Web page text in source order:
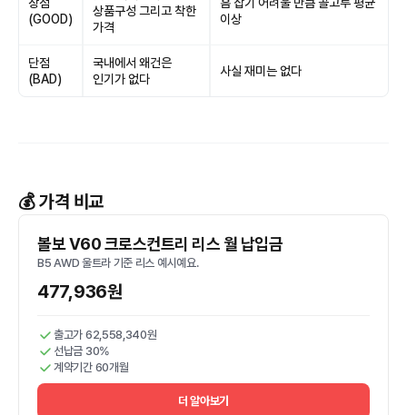
(GOOD)
상품구성 그리고 착한
가격
이상
단점
(BAD)
국내에서 왜건은
인기가 없다
사실 재미는 없다
💰 가격 비교
볼보 V60 크로스컨트리 리스 월 납입금
B5 AWD 울트라 기준 리스 예시예요.
477,936원
출고가 62,558,340원
선납금 30%
계약기간 60개월
더 알아보기